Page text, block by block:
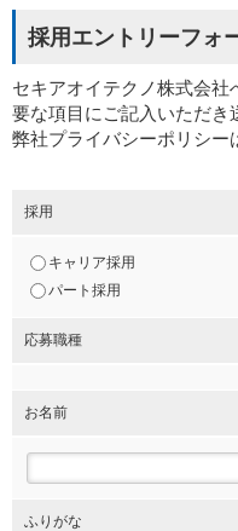
採用エントリーフォ
セキアオイテクノ株式会
要な項目にご記入いただき
弊社プライバシーポリシー
採用
キャリア採用
パート採用
応募職種
お名前
ふりがな